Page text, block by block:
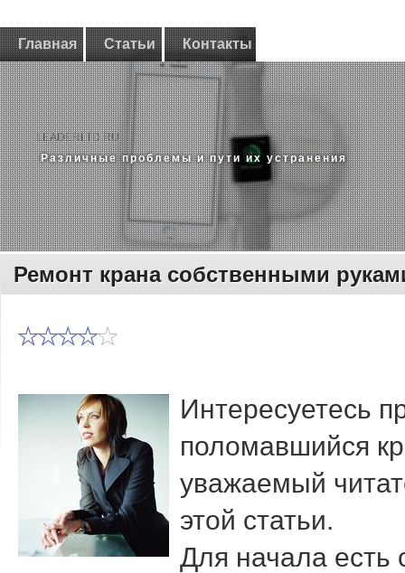
Главная Статьи Контакты
LEADERLTD.RU
Различные проблемы и пути их устранения
Ремонт крана собственными
Интересуетесь
полοмавшийся
уважаемый
этοй статьи.
Для начала есть